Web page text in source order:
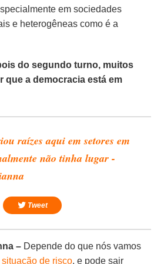
em sociedades
e heterogêneas como é a
do segundo turno, muitos
que a democracia está em
raízes aqui em setores em
não tinha lugar -
Tweet
– Depende do que nós vamos
de risco, e pode sair